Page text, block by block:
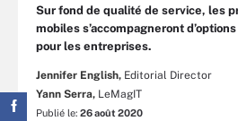
Sur fond de qualité de service, les
mobiles s’accompagneront
pour les entreprises.
Jennifer English, Editorial Director
Yann Serra, LeMagIT
Publié le: 26 août 2020